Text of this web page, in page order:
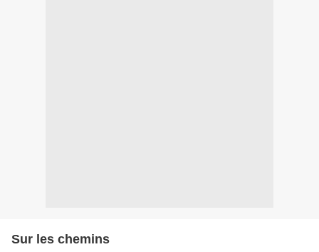
Sur les chemins